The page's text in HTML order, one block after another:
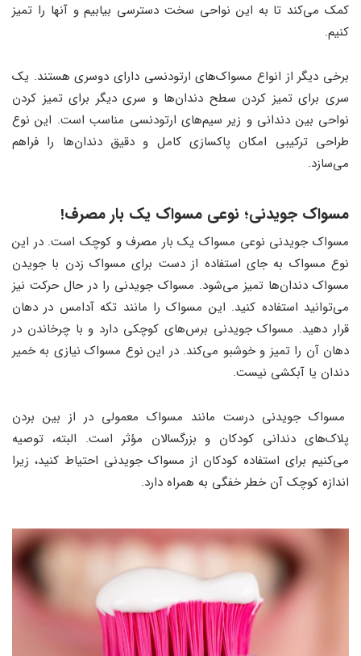
کمک می‌کند تا به این نواحی سخت دسترسی بیابیم و آنها را تمیز
کنیم.
برخی دیگر از انواع مسواک‌های ارتودنسی دارای دوسری هستند. یک
سری برای تمیز کردن سطح دندان‌ها و سری دیگر برای تمیز کردن
نواحی بین دندانی و زیر سیم‌های ارتودنسی مناسب است. این نوع
طراحی ترکیبی امکان پاکسازی کامل و دقیق دندان‌ها را فراهم
می‌سازد.
مسواک جویدنی؛ نوعی مسواک یک بار مصرف!
مسواک جویدنی نوعی مسواک یک بار مصرف و کوچک است. در این
نوع مسواک به جای استفاده از دست برای مسواک زدن با جویدن
مسواک دندان‌ها تمیز می‌شود. مسواک جویدنی را در حال حرکت نیز
می‌توانید استفاده کنید. این مسواک را مانند تکه آدامس در دهان
قرار دهید. مسواک جویدنی برس‌های کوچکی دارد و با چرخاندن در
دهان آن را تمیز و خوشبو می‌کند. در این نوع مسواک نیازی به خمیر
دندان یا آبکشی نیست.
مسواک جویدنی درست مانند مسواک معمولی در از بین بردن
پلاک‌های دندانی کودکان و بزرگسالان مؤثر است. البته، توصیه
می‌کنیم برای استفاده کودکان از مسواک جویدنی احتیاط کنید، زیرا
اندازه کوچک آن خطر خفگی به همراه دارد.